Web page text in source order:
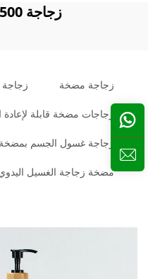
زجاجة 500 مل مع مضخة
زجاجة مضخة
زجاجات مضخة قابلة لإعادة
زجاجة غسول الجسم بمضخة
مضخة زجاجة الغسيل